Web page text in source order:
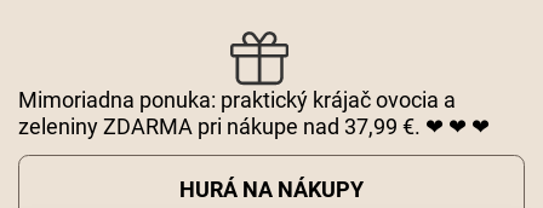
Mimoriadna ponuka: praktický krájač ovocia a
zeleniny ZDARMA pri nákupe nad 37,99 €. ❤ ❤ ❤
HURÁ NA NÁKUPY